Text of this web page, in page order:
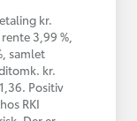
kr.
3,99 %,
samlet
kr.
Positiv
RKI